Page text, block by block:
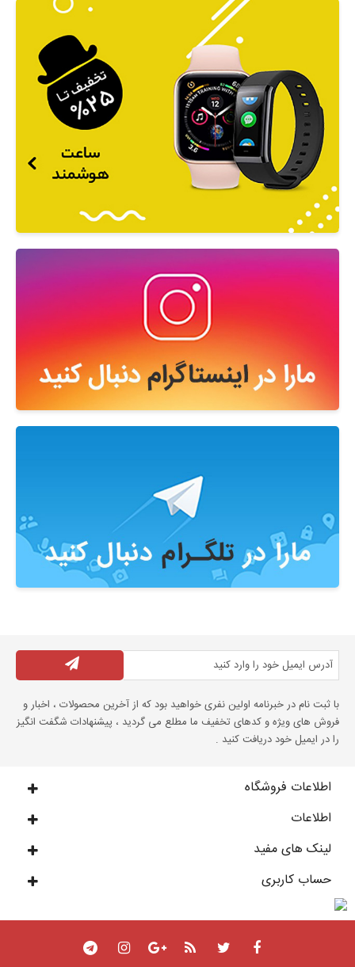
با ثبت نام در خبرنامه اولین نفری خواهید بود که از آخرین محصولات ، اخبار و
فروش های ویژه و کدهای تخفیف ما مطلع می گردید ، پیشنهادات شگفت انگیز
را در ایمیل خود دریافت کنید .
اطلاعات فروشگاه
اطلاعات
لینک های مفید
حساب کاربری